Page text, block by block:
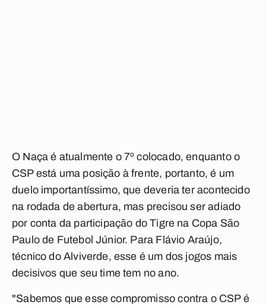
O Naça é atualmente o 7º colocado, enquanto o
CSP está uma posição à frente, portanto, é um
duelo importantíssimo, que deveria ter acontecido
na rodada de abertura, mas precisou ser adiado
por conta da participação do Tigre na Copa São
Paulo de Futebol Júnior. Para Flávio Araújo,
técnico do Alviverde, esse é um dos jogos mais
decisivos que seu time tem no ano.
"Sabemos que esse compromisso contra o CSP é